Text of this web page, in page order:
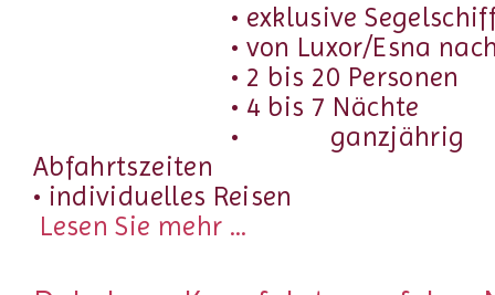
• exklusive
• von Luxor/Esna
• 2 bis 20 Personen
• 4 bis 7 Nächte
• ganzjährig
Abfahrtszeiten
• individuelles Reisen
Lesen Sie mehr ...